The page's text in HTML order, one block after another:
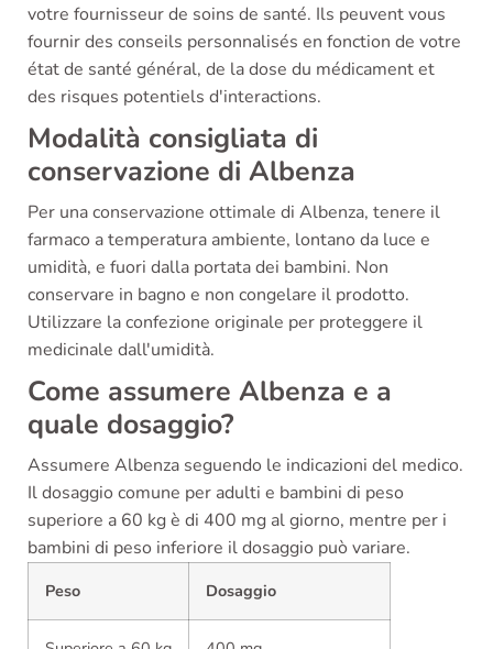
votre fournisseur de soins de santé. Ils peuvent vous
fournir des conseils personnalisés en fonction de votre
état de santé général, de la dose du médicament et
des risques potentiels d'interactions.
Modalità consigliata di
conservazione di Albenza
Per una conservazione ottimale di Albenza, tenere il
farmaco a temperatura ambiente, lontano da luce e
umidità, e fuori dalla portata dei bambini. Non
conservare in bagno e non congelare il prodotto.
Utilizzare la confezione originale per proteggere il
medicinale dall'umidità.
Come assumere Albenza e a
quale dosaggio?
Assumere Albenza seguendo le indicazioni del medico.
Il dosaggio comune per adulti e bambini di peso
superiore a 60 kg è di 400 mg al giorno, mentre per i
bambini di peso inferiore il dosaggio può variare.
Peso Dosaggio